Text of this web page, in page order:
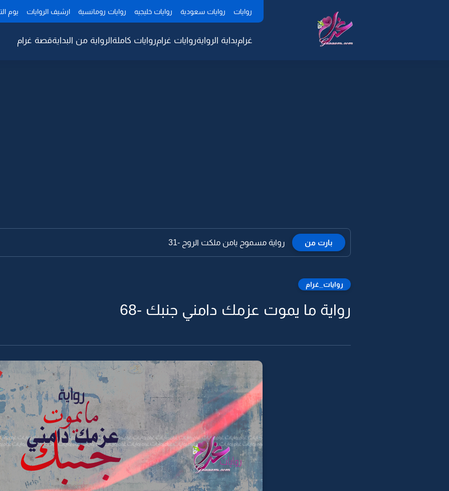
روايات روايات سعودية روايات خليجيه روايات رومانسية ارشيف الروايات يوم
غرامبداية الروايةروايات غرامروايات كاملةالرواية من البدايةقصة غرام
بارت من رواية مسموح يامن ملكت الروح -31
روايات_غرام
رواية ما يموت عزمك دامني جنبك -68